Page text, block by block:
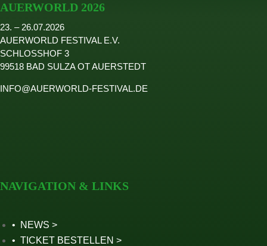
AUERWORLD 2026
23. – 26.07.2026
AUERWORLD FESTIVAL E.V.
SCHLOSSHOF 3
99518 BAD SULZA OT AUERSTEDT
INFO@AUERWORLD-FESTIVAL.DE
NAVIGATION & LINKS
NEWS
TICKET BESTELLEN